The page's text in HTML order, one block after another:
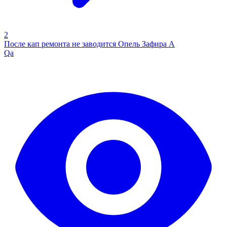
2
После кап ремонта не заводится Опель Зафира А
Qa